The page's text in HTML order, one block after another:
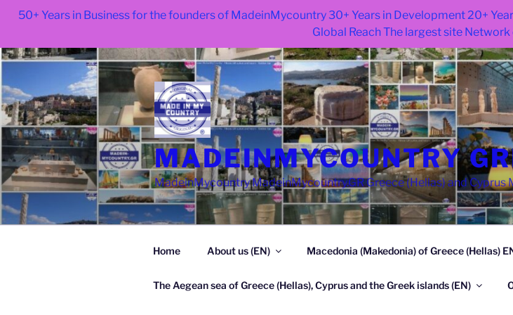
50+ Years in Business for the founders of MadeinMycountry 30+ Years in Development 20+
Global Reach The largest site
Skip
content
MADEINMYCOUNTRY
MadeinMycountry MadeinMycountry.GR Greece (Hellas) and
Home About us (EN) Macedonia (Makedonia) of Greece (Hellas)
The Aegean sea of Greece (Hellas), Cyprus and the Greek islands (EN)